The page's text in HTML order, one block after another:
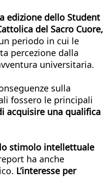
edizione dello Student
del Sacro Cuore,
periodo in cui le
percezione dalla
universitaria.
sulla
fossero le principali
acquisire una qualifica
stimolo intellettuale
ha anche
L’interesse per